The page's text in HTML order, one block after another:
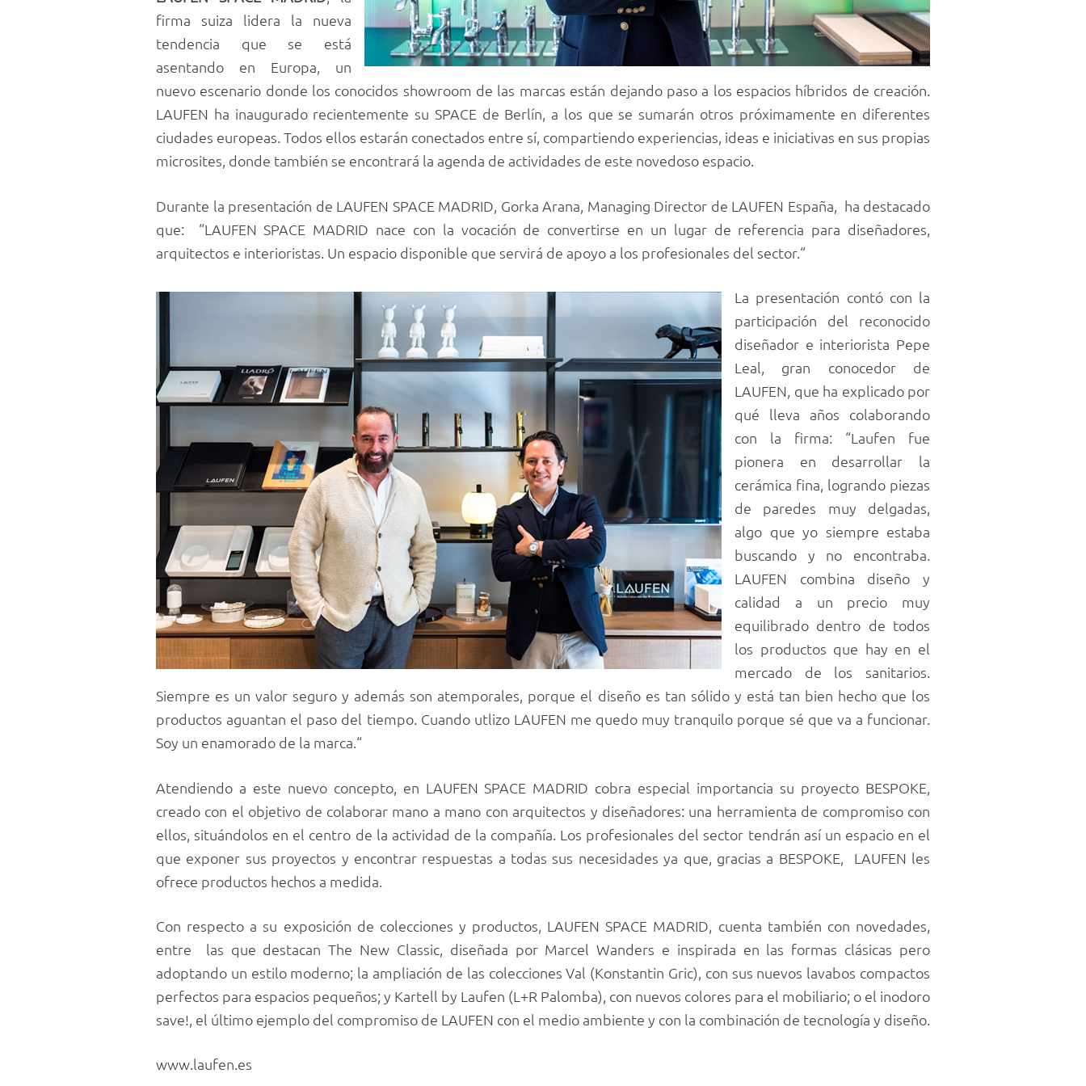
firma suiza lidera la nueva
tendencia que se está
asentando en Europa, un
nuevo escenario donde los conocidos showroom de las marcas están dejando paso a los espacios híbridos de creación.
LAUFEN ha inaugurado recientemente su SPACE de Berlín, a los que se sumarán otros próximamente en diferentes
ciudades europeas. Todos ellos estarán conectados entre sí, compartiendo experiencias, ideas e iniciativas en sus propias
microsites, donde también se encontrará la agenda de actividades de este novedoso espacio.
Durante la presentación de LAUFEN SPACE MADRID, Gorka Arana, Managing Director de LAUFEN España, ha destacado
que: “LAUFEN SPACE MADRID nace con la vocación de convertirse en un lugar de referencia para diseñadores,
arquitectos e interioristas. Un espacio disponible que servirá de apoyo a los profesionales del sector.“
La presentación contó con la
participación del reconocido
diseñador e interiorista Pepe
Leal, gran conocedor de
LAUFEN, que ha explicado por
qué lleva años colaborando
con la firma: “Laufen fue
pionera en desarrollar la
cerámica fina, logrando piezas
de paredes muy delgadas,
algo que yo siempre estaba
buscando y no encontraba.
LAUFEN combina diseño y
calidad a un precio muy
equilibrado dentro de todos
los productos que hay en el
mercado de los sanitarios.
Siempre es un valor seguro y además son atemporales, porque el diseño es tan sólido y está tan bien hecho que los
productos aguantan el paso del tiempo. Cuando utlizo LAUFEN me quedo muy tranquilo porque sé que va a funcionar.
Soy un enamorado de la marca.“
Atendiendo a este nuevo concepto, en LAUFEN SPACE MADRID cobra especial importancia su proyecto BESPOKE,
creado con el objetivo de colaborar mano a mano con arquitectos y diseñadores: una herramienta de compromiso con
ellos, situándolos en el centro de la actividad de la compañía. Los profesionales del sector tendrán así un espacio en el
que exponer sus proyectos y encontrar respuestas a todas sus necesidades ya que, gracias a BESPOKE, LAUFEN les
ofrece productos hechos a medida.
Con respecto a su exposición de colecciones y productos, LAUFEN SPACE MADRID, cuenta también con novedades,
entre las que destacan The New Classic, diseñada por Marcel Wanders e inspirada en las formas clásicas pero
adoptando un estilo moderno; la ampliación de las colecciones Val (Konstantin Gric), con sus nuevos lavabos compactos
perfectos para espacios pequeños; y Kartell by Laufen (L+R Palomba), con nuevos colores para el mobiliario; o el inodoro
save!, el último ejemplo del compromiso de LAUFEN con el medio ambiente y con la combinación de tecnología y diseño.
www.laufen.es